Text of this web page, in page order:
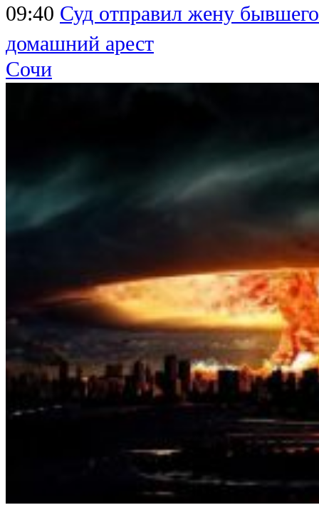
09:40 Суд отправил жену
домашний арест
Сочи